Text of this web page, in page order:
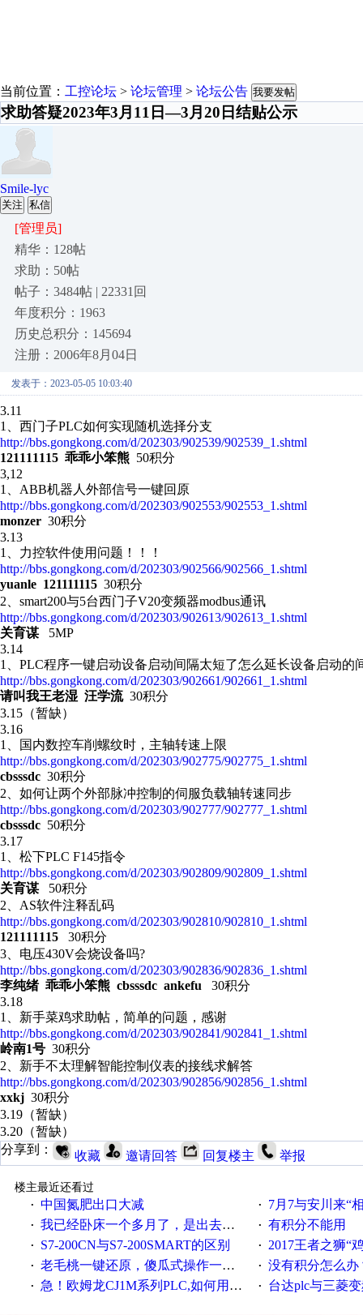
当前位置： 工控论坛 > 论坛管理 > 论坛公告 我要发帖
求助答疑2023年3月11日—3月20日结贴公示
Smile-lyc
关注 私信
[管理员]
精华：128帖
求助：50帖
帖子：3484帖 | 22331回
年度积分：1963
历史总积分：145694
注册：2006年8月04日
发表于：2023-05-05 10:03:40
3.11
1、西门子PLC如何实现随机选择分支
http://bbs.gongkong.com/d/202303/902539/902539_1.shtml
121111115 乖乖小笨熊 50积分
3,12
1、ABB机器人外部信号一键回原
http://bbs.gongkong.com/d/202303/902553/902553_1.shtml
monzer 30积分
3.13
1、力控软件使用问题！！！
http://bbs.gongkong.com/d/202303/902566/902566_1.shtml
yuanle 121111115 30积分
2、 smart200与5台西门子V20变频器modbus通讯
http://bbs.gongkong.com/d/202303/902613/902613_1.shtml
关育谋
5MP
3.14
1、PLC程序一键启动设备启动间隔太短了怎么延长设备启动的
http://bbs.gongkong.com/d/202303/902661/902661_1.shtml
请叫我王老湿 汪学流30积分
3.15（暂缺）
3.16
1、国内数控车削螺纹时，主轴转速上限
http://bbs.gongkong.com/d/202303/902775/902775_1.shtml
cbsssdc 30积分
2、如何让两个外部脉冲控制的伺服负载轴转速同步
http://bbs.gongkong.com/d/202303/902777/902777_1.shtml
cbsssdc 50积分
3.17
1、松下PLC F145指令
http://bbs.gongkong.com/d/202303/902809/902809_1.shtml
关育谋50积分
2、AS软件注释乱码
http://bbs.gongkong.com/d/202303/902810/902810_1.shtml
121111115 30积分
3、电压430V会烧设备吗?
http://bbs.gongkong.com/d/202303/902836/902836_1.shtml
李纯绪 乖乖小笨熊 cbsssdc ankefu 30积分
3.18
1、新手菜鸡求助帖，简单的问题，感谢
http://bbs.gongkong.com/d/202303/902841/902841_1.shtml
岭南1号 30积分
2、新手不太理解智能控制仪表的接线求解答
http://bbs.gongkong.com/d/202303/902856/902856_1.shtml
xxkj 30积分
3.19（暂缺）
3.20（暂缺）
分享到：
收藏 邀请回答 回复楼主 举报
楼主最近还看过
· 中国氮肥出口大减 · 7月7与安川来“
· 我已经卧床一个多月了，是出去安装机械手在高速遭遇车祸所致:大家工作都要特别注意啊 · 有积分不能用
· S7-200CN与S7-200SMART的区别 · 2017王者之狮“鸡”情签到
· 老毛桃一键还原，傻瓜式操作一键轻松备份还原；程序为向导式安装，一键即可实现自动备份或还原系统。 · 没有积分怎么办
· 急！欧姆龙CJ1M系列PLC,如何用时间控制变频器。要求时间在组态王中可以自由输入！拜托各位大神了！ · 台达plc与三菱